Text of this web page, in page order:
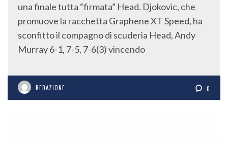
una finale tutta “firmata” Head. Djokovic, che
promuove la racchetta Graphene XT Speed, ha
sconfitto il compagno di scuderia Head, Andy
Murray 6-1, 7-5, 7-6(3) vincendo
REDAZIONE 0